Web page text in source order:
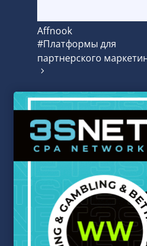
Affnook
#Платформы для
партнерского